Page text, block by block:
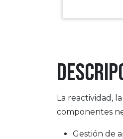
La reactividad,
componentes
Gestión de